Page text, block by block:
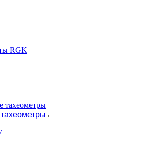
RGK